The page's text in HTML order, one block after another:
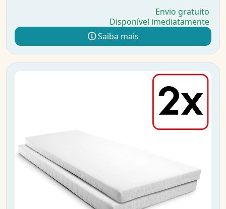
Envio gratuito
Disponível imediatamente
Saiba mais